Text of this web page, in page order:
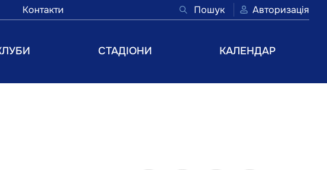
Контакти Пошук Авторизація
СТАДІОНИ КАЛЕНДАР